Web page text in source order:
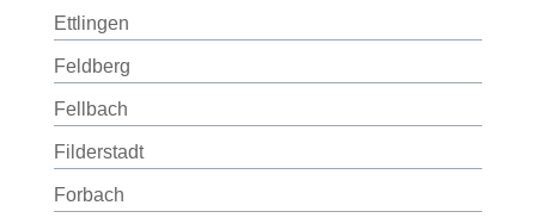
Ettlingen
Feldberg
Fellbach
Filderstadt
Forbach